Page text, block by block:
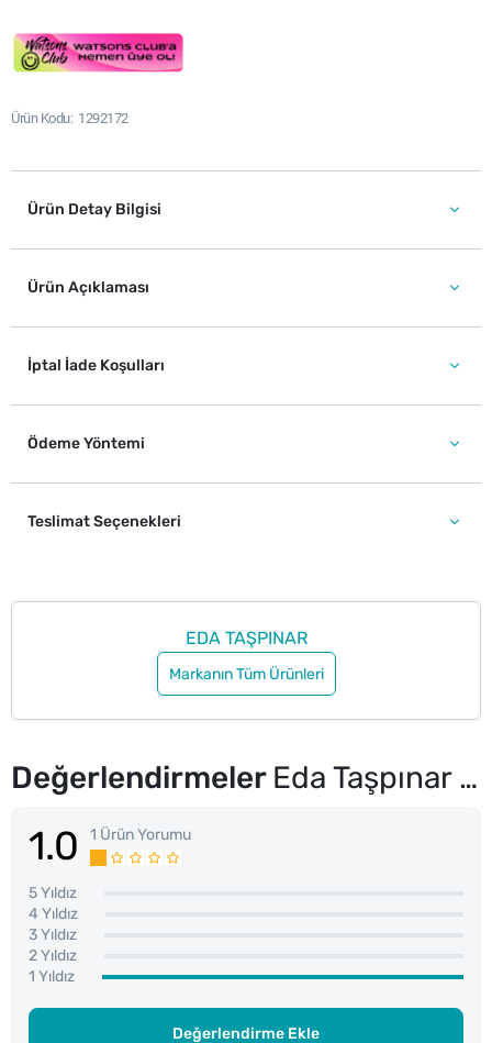
Ürün Kodu 1292172
Ürün Detay Bilgisi
Ürün Açıklaması
İptal İade Koşulları
Ödeme Yöntemi
Teslimat Seçenekleri
EDA TAŞPINAR
Markanın Tüm Ürünleri
Değerlendirmeler Eda Taşpınar Poker Face Body Mist 200 ml
1.0 1 Ürün Yorumu
5 Yıldız
4 Yıldız
3 Yıldız
2 Yıldız
1 Yıldız
Değerlendirme Ekle